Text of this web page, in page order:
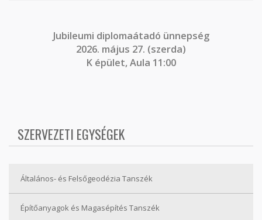
Jubileumi diplomaátadó ünnepség
2026. május 27. (szerda)
K épület, Aula 11:00
SZERVEZETI EGYSÉGEK
Általános- és Felsőgeodézia Tanszék
Építőanyagok és Magasépítés Tanszék